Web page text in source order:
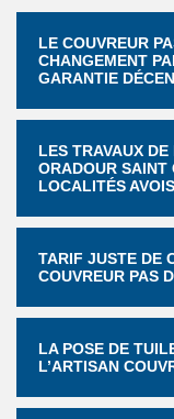
LE COUVREUR
CHANGEMENT
GARANTIE
LES TRAVAUX
ORADOUR SAINT
LOCALITÉS
TARIF JUSTE DE
COUVREUR PAS
LA POSE DE
L’ARTISAN